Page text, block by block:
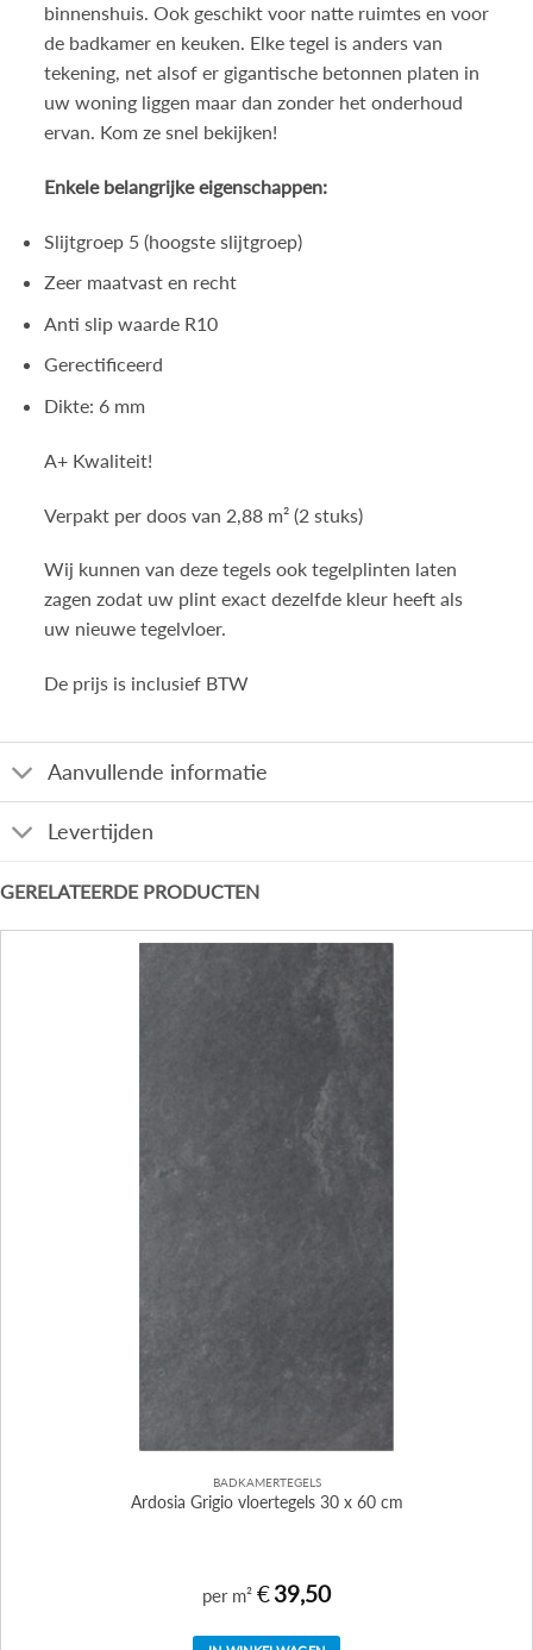
binnenshuis. Ook geschikt voor natte ruimtes en voor
de badkamer en keuken. Elke tegel is anders van
tekening, net alsof er gigantische betonnen platen in
uw woning liggen maar dan zonder het onderhoud
ervan. Kom ze snel bekijken!
Enkele belangrijke eigenschappen:
Slijtgroep 5 (hoogste slijtgroep)
Zeer maatvast en recht
Anti slip waarde R10
Gerectificeerd
Dikte: 6 mm
A+ Kwaliteit!
Verpakt per doos van 2,88 m² (2 stuks)
Wij kunnen van deze tegels ook tegelplinten laten
zagen zodat uw plint exact dezelfde kleur heeft als
uw nieuwe tegelvloer.
De prijs is inclusief BTW
Aanvullende informatie
Levertijden
GERELATEERDE PRODUCTEN
BADKAMERTEGELS
Ardosia Grigio vloertegels 30 x 60 cm
per m² €39,50